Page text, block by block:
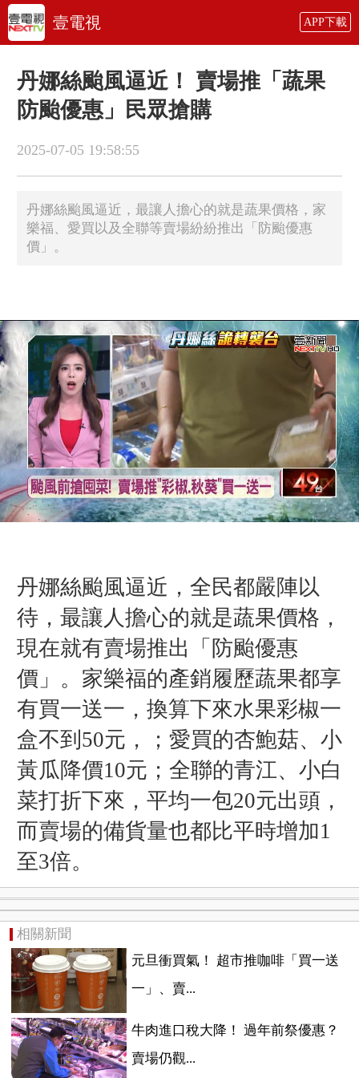
壹電視 APP下載
丹娜絲颱風逼近！ 賣場推「蔬果
防颱優惠」民眾搶購
2025-07-05 19:58:55
丹娜絲颱風逼近，最讓人擔心的就是蔬果價格，家
樂福、愛買以及全聯等賣場紛紛推出「防颱優惠
價」。
丹娜絲颱風逼近，全民都嚴陣以
待，最讓人擔心的就是蔬果價格，
現在就有賣場推出「防颱優惠
價」。家樂福的產銷履歷蔬果都享
有買一送一， 換算下來水果彩椒一
盒不到50元，
；愛買的杏鮑菇、小
黃瓜降價10元；全聯的青江、小白
菜打折下來，平均一包20元出頭，
而賣場的備貨量也都比平時增加1
至3倍。
相關新聞
元旦衝買氣！ 超市推咖啡「買一送
一」、賣...
牛肉進口稅大降！ 過年前祭優惠？
賣場仍觀...